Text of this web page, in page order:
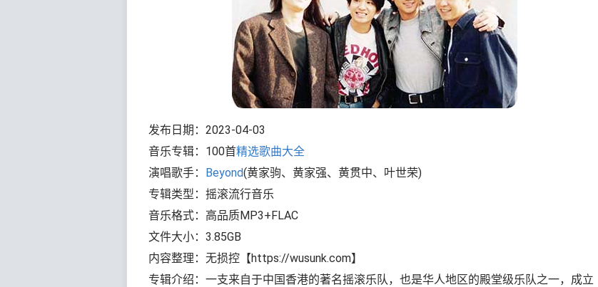
发布日期：2023-04-03
音乐专辑：100首精选歌曲大全
演唱歌手： Beyond(黄家驹、黄家强、黄贯中、叶世荣)
专辑类型：摇滚流行音乐
音乐格式：高品质MP3+FLAC
文件大小：3.85GB
内容整理：无损控【https://wusunk.com】
专辑介绍：一支来自于中国香港的著名摇滚乐队，也是华人地区的殿堂级乐队之一，成立